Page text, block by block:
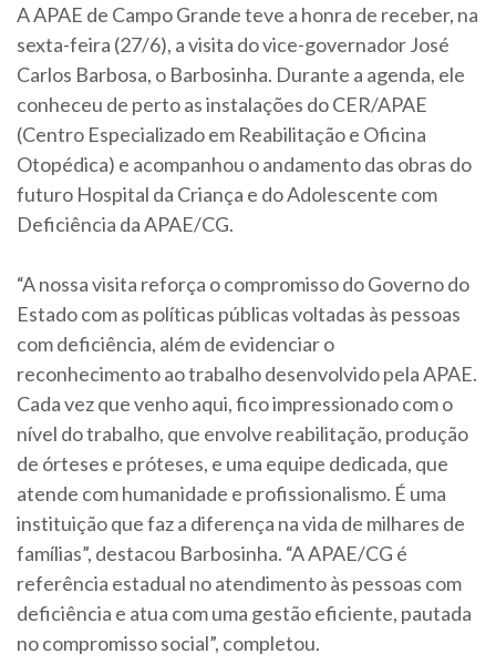
A APAE de Campo Grande teve a honra de receber, na
sexta-feira (27/6), a visita do vice-governador José
Carlos Barbosa, o Barbosinha. Durante a agenda, ele
conheceu de perto as instalações do CER/APAE
(Centro Especializado em Reabilitação e Oficina
Otopédica) e acompanhou o andamento das obras do
futuro Hospital da Criança e do Adolescente com
Deficiência da APAE/CG.
“A nossa visita reforça o compromisso do Governo do
Estado com as políticas públicas voltadas às pessoas
com deficiência, além de evidenciar o
reconhecimento ao trabalho desenvolvido pela APAE.
Cada vez que venho aqui, fico impressionado com o
nível do trabalho, que envolve reabilitação, produção
de órteses e próteses, e uma equipe dedicada, que
atende com humanidade e profissionalismo. É uma
instituição que faz a diferença na vida de milhares de
famílias”, destacou Barbosinha. “A APAE/CG é
referência estadual no atendimento às pessoas com
deficiência e atua com uma gestão eficiente, pautada
no compromisso social”, completou.